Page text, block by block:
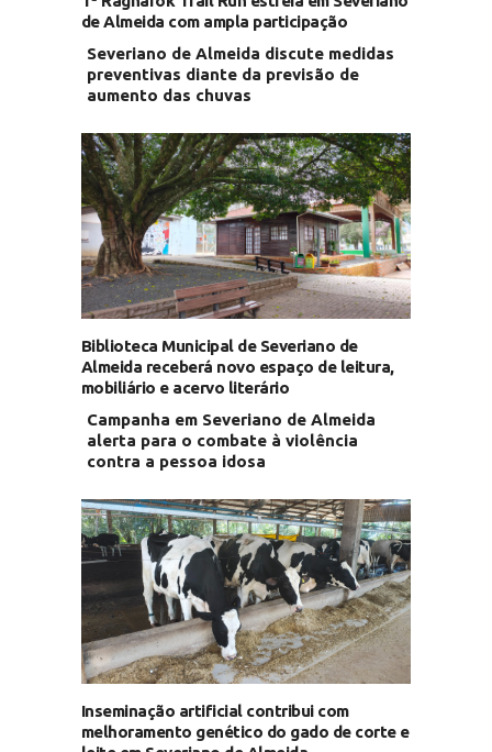
de Almeida com ampla participação
Severiano de Almeida discute medidas
preventivas diante da previsão de
aumento das chuvas
Biblioteca Municipal de Severiano de
Almeida receberá novo espaço de leitura,
mobiliário e acervo literário
Campanha em Severiano de Almeida
alerta para o combate à violência
contra a pessoa idosa
Inseminação artificial contribui com
melhoramento genético do gado de corte e